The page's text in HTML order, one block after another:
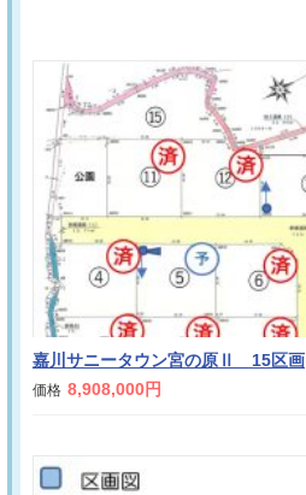
嘉川サニータウン宮の原Ⅱ 15区画
価格 8,908,000円